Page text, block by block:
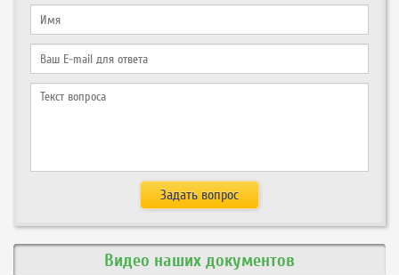
Видео наших документов